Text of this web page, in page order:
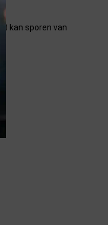
kan sporen van